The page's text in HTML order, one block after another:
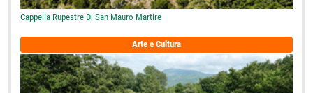
Cappella Rupestre Di San Mauro Martire
Arte e Cultura